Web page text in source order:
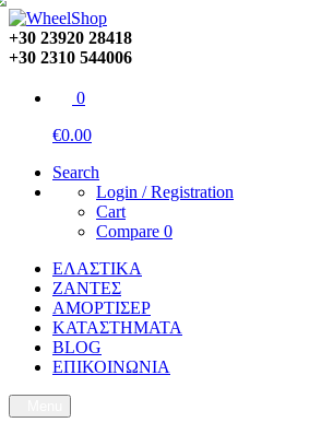
+30 23920 28418
+30 2310 544006
0
€0.00
Search
Login / Registration
Cart
Compare 0
ΕΛΑΣΤΙΚΑ
ΖΑΝΤΕΣ
ΑΜΟΡΤΙΣΕΡ
ΚΑΤΑΣΤΗΜΑΤΑ
BLOG
ΕΠΙΚΟΙΝΩΝΙΑ